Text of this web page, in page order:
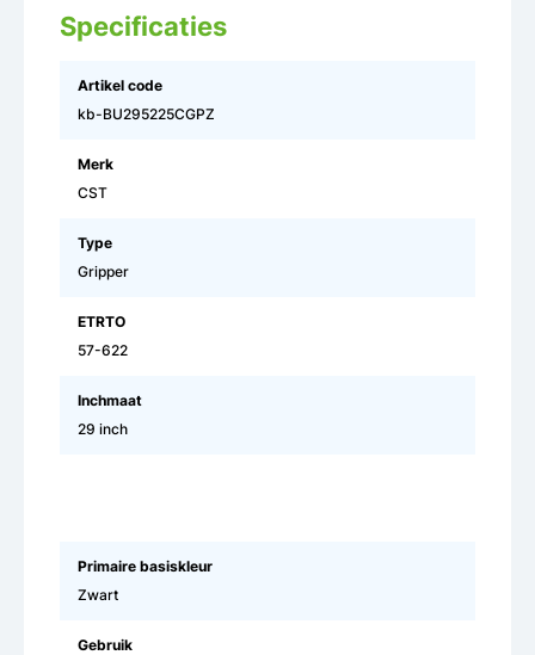
Specificaties
Artikel code
kb-BU295225CGPZ
Merk
CST
Type
Gripper
ETRTO
57-622
Inchmaat
29 inch
Primaire basiskleur
Zwart
Gebruik